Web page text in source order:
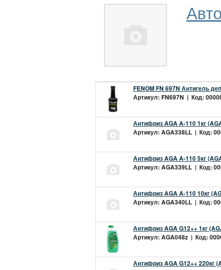
FENOM FN 697N Антигель
Артикул: FN697N | Код:
Антифриз AGA A-110 1кг
Артикул: AGA338LL | Код:
Антифриз AGA A-110 5кг
Артикул: AGA339LL | Код:
Антифриз AGA A-110 10кг
Артикул: AGA340LL | Код:
Антифриз AGA G12++ 1кг
Артикул: AGA048z | Код:
Антифриз AGA G12++ 220кг